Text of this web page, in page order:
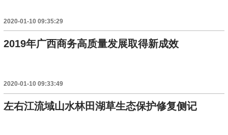
2020-01-10 09:35:29
2019年广西商务高质量发展取得新成效
2020-01-10 09:33:49
左右江流域山水林田湖草生态保护修复侧记